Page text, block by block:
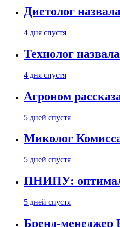
Диетолог
4 дня спустя
Технолог
4 дня спустя
Агроном
5 дней спустя
Миколог
5 дней спустя
ПНИПУ:
5 дней спустя
Бренд-менеджер